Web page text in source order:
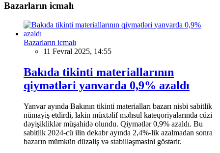
Bazarların icmalı
Bazarların icmalı
11 Fevral 2025, 14:55
Bakıda tikinti materiallarının
qiymətləri yanvarda 0,9% azaldı
Yanvar ayında Bakının tikinti materialları bazarı nisbi sabitlik
nümayiş etdirdi, lakin müxtəlif məhsul kateqoriyalarında cüzi
dəyişikliklər müşahidə olundu. Qiymətlər 0,9% azaldı. Bu
sabitlik 2024-cü ilin dekabr ayında 2,4%-lik azalmadan sonra
bazarın mümkün düzəliş və stabilləşməsini göstərir.